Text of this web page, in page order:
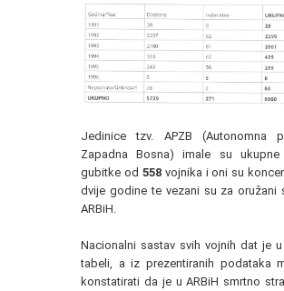
Jedinice tzv. APZB (Autonomna
Zapadna Bosna) imale su ukupne
gubitke od 558vojnika i oni su
dvije godine te vezani su za oružani
ARBiH.
Nacionalni sastav svih vojnih dat je
tabeli, a iz prezentiranih podataka
konstatirati da je u ARBiH smrtno